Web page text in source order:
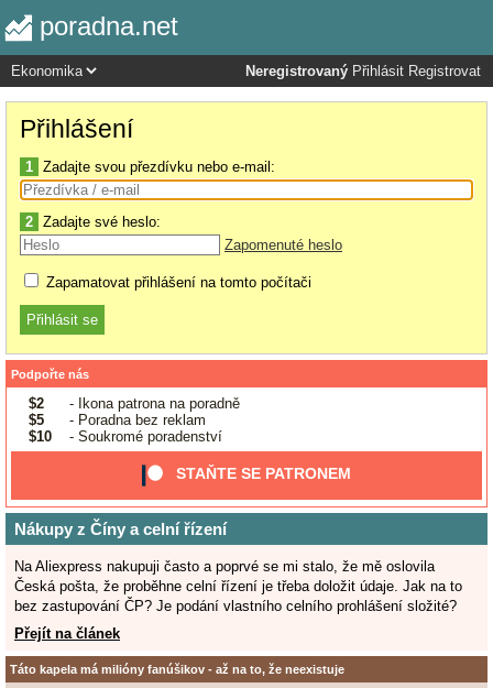
poradna.net
Neregistrovaný Přihlásit Registrovat
Přihlášení
1 Zadajte svou přezdívku nebo e-mail:
2 Zadajte své heslo:
Zapomenuté heslo
Zapamatovat přihlášení na tomto počítači
Podpořte nás
$2
- Ikona patrona na poradně
$5
- Poradna bez reklam
$10
- Soukromé poradenství
STAŇTE SE PATRONEM
Nákupy z Číny a celní řízení
Na Aliexpress nakupuji často a poprvé se mi stalo, že mě oslovila
Česká pošta, že proběhne celní řízení je třeba doložit údaje. Jak na to
bez zastupování ČP? Je podání vlastního celního prohlášení složité?
Přejít na článek
Táto kapela má milióny fanúšikov - až na to, že neexistuje